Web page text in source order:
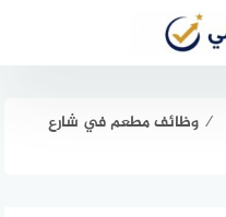
⁄ وظائف مطعم في شارع